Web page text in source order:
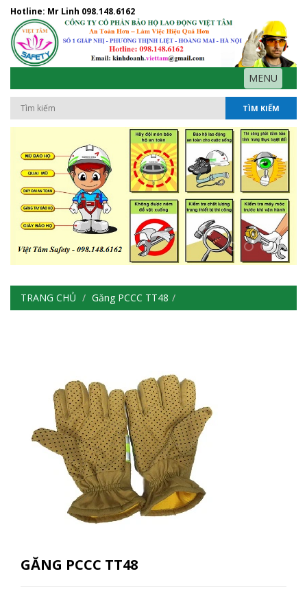
Hotline: Mr Linh 098.148.6162
MENU
TÌM KIẾM
TRANG CHỦ Găng PCCC TT48
GĂNG PCCC TT48